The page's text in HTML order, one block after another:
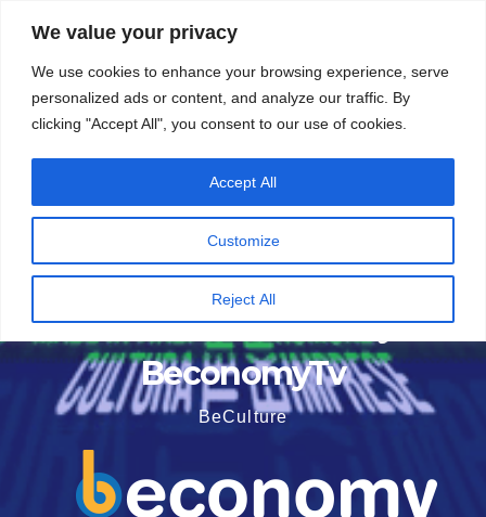
We value your privacy
We use cookies to enhance your browsing experience, serve
personalized ads or content, and analyze our traffic. By
clicking "Accept All", you consent to our use of cookies.
Customize
Reject All
Accept All
contenuto
5 Agosto 2026
BeconomyTv
BeCulture